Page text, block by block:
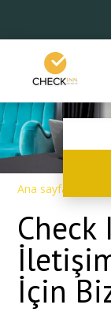
Ana sayfa
Check
İçin